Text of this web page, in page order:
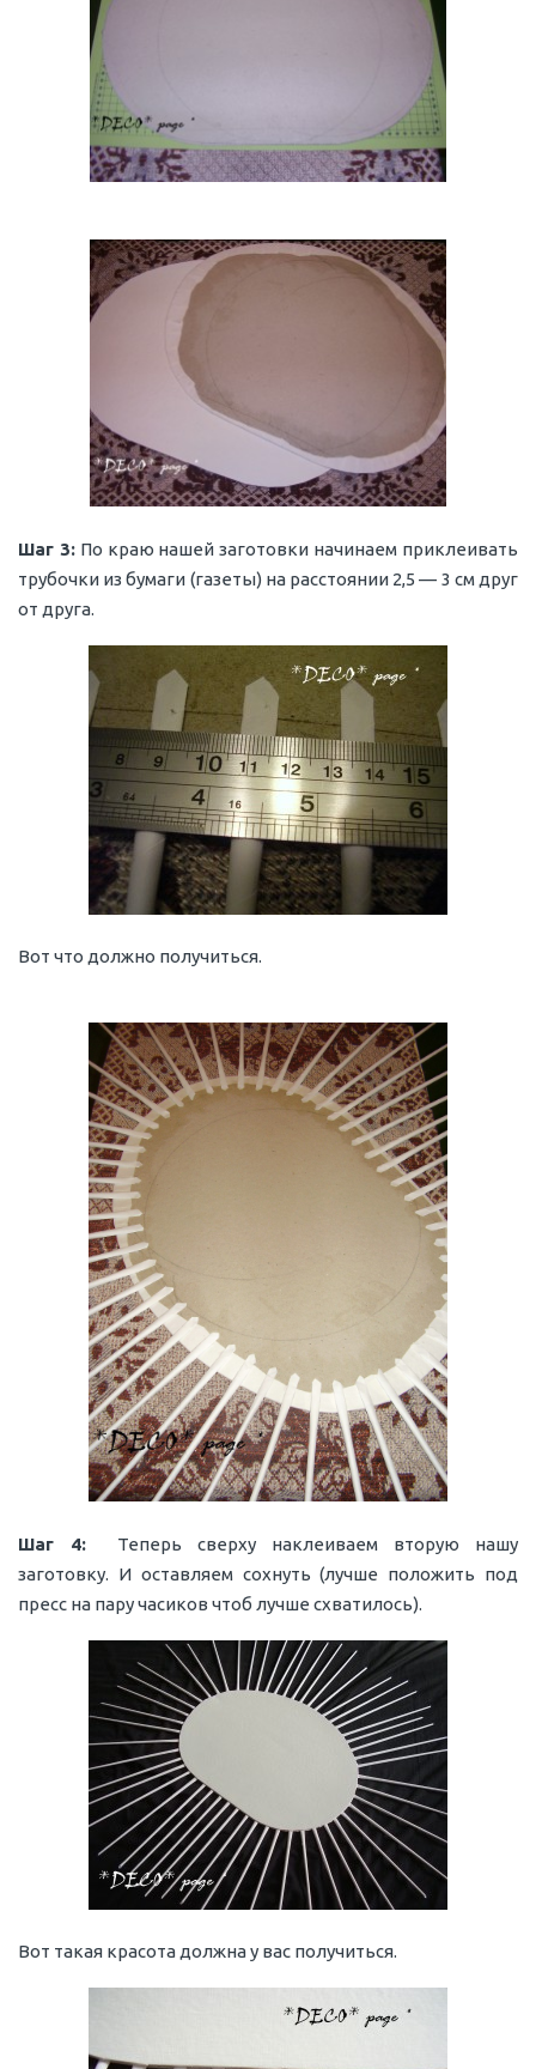
Шаг 3:По краю нашей заготовки начинаем приклеивать
трубочки из бумаги (газеты) на расстоянии 2,5 — 3 см друг
от друга.
Вот что должно получиться.
Шаг 4: Теперь сверху наклеиваем вторую нашу
заготовку. И оставляем сохнуть (лучше положить под
пресс на пару часиков чтоб лучше схватилось).
Вот такая красота должна у вас получиться.